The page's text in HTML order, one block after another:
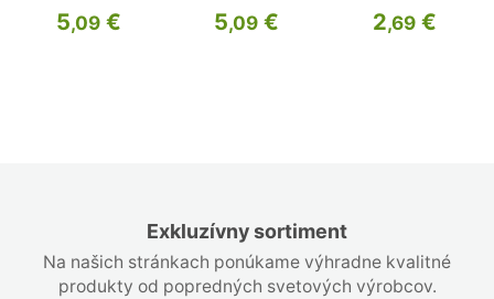
Exkluzívny sortiment
Na našich stránkach ponúkame výhradne kvalitné
produkty od popredných svetových výrobcov.
antracit 40cm
5,09 €
TOWER antracit
30cm
5,09 €
vkladu antracit
38,8cm
2,69 €